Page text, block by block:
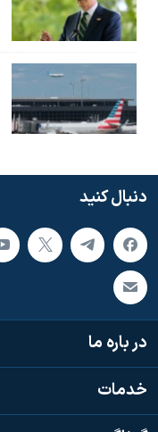
دنبال کنید
در باره ما
خدمات